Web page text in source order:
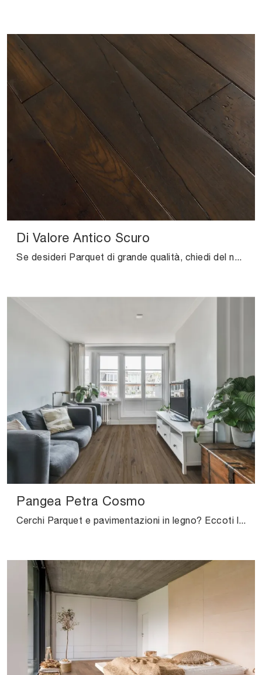
Di Valore Antico Scuro
Se desideri Parquet di grande qualità, chiedi del nostro punto vendita e ottieni informazioni sul modello Di Valore Antico Scuro di Salis.
Pangea Petra Cosmo
Cerchi Parquet e pavimentazioni in legno? Eccoti la soluzione Pangea Petra Cosmo di Salis: ti attende nel nostro punto vendita!